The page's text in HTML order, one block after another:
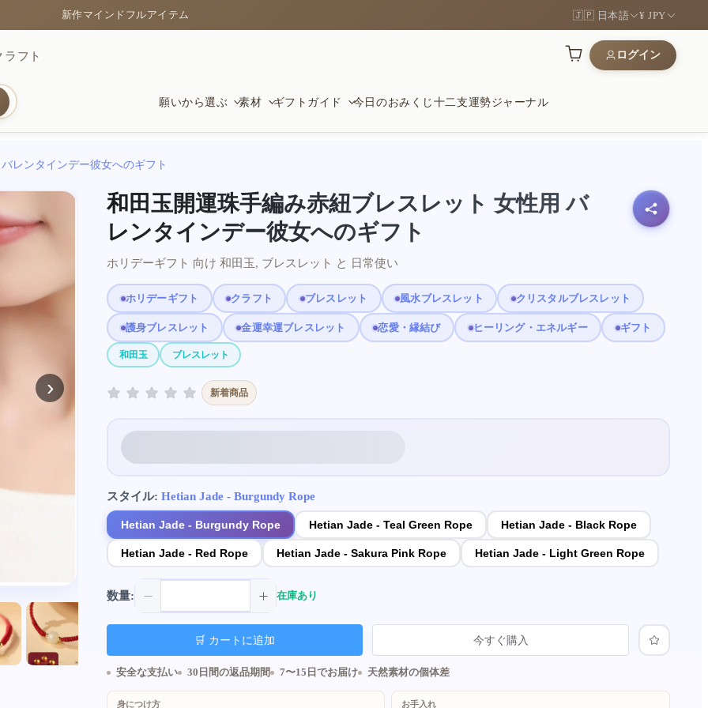
新作マインドフルアイテム 🇯🇵 日本語 ¥ JPY
フト ログイン
願いから選ぶ
黒曜石、貔貅、安定をもたらす品 繁栄と道を開く象徴
静けさと明晰さ
集中と静けさのための素材
愛と調和
やさしい石と心に残るギフト
素材
色、透明感、天然の表情 温かく、手になじむ質感
赤い紐
祝福とつながりのシンプルな象徴
風水シンボル
伝統の形を現代的に
ギフトガイド
卒業、引越し、仕事、新たな一歩に 安全と安定をそっと願う贈り物
繁栄の願いに
仕事、お金、前進への祝福
心に残るギフト
贈り物に選ばれた品を見る
今日のおみくじ十二支運勢ジャーナル
レンタインデー彼女へのギフト
›
和田玉開運珠手編み赤紐ブレスレット 女性用 バ
レンタインデー彼女へのギフト
ホリデーギフト 向け 和田玉, ブレスレット と 日常使い
ホリデーギフト クラフト ブレスレット 風水ブレスレット クリスタルブレスレット
護身ブレスレット 金運幸運ブレスレット 恋愛・縁結び ヒーリング・エネルギー ギフト
和田玉 ブレスレット
新着商品
スタイル:Hetian Jade - Burgundy Rope
Hetian Jade - Burgundy Rope Hetian Jade - Teal Green Rope Hetian Jade - Black Rope
Hetian Jade - Red Rope Hetian Jade - Sakura Pink Rope Hetian Jade - Light Green Rope
数量: 在庫あり
🛒 カートに追加 今すぐ購入
安全な支払い 30日間の返品期間 7〜15日でお届け 天然素材の個体差
身につけ方 お手入れ